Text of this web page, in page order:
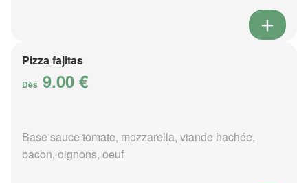
Pizza fajitas
Dès 9.00 €
Base sauce tomate, mozzarella, viande hachée,
bacon, oignons, oeuf